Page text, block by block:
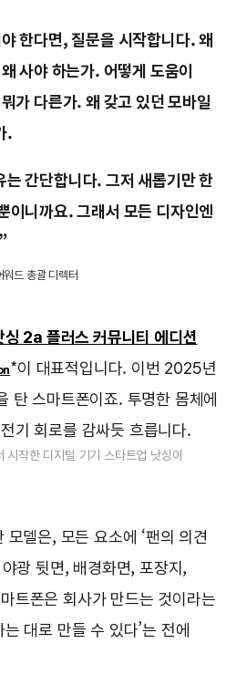
한다면, 질문을 시작합니다. 왜
사야 하는가. 어떻게 도움이
가 다른가. 왜 갖고 있던 모바일
.
는 간단합니다. 그저 새롭기만 한
이니까요. 그래서 모든 디자인엔
워드 총괄 디렉터
싱 2a 플러스 커뮤니티 에디션
*이 대표적입니다. 이번 2025년
탄 스마트폰이죠. 투명한 몸체에
기 회로를 감싸듯 흐릅니다.
작한 디지털 기기 스타트업 낫싱이
델은, 모든 요소에 ‘팬의 의견
광 뒷면, 배경화면, 포장지,
트폰은 회사가 만드는 것이라는
대로 만들 수 있다’는 전에